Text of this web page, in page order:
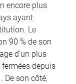
encore plus
ayant
Le
90 % de son
d’un plus
depuis
De son côté,